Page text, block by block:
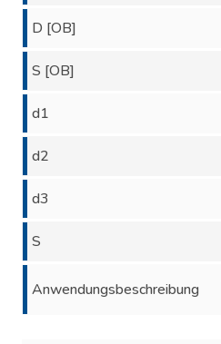
D [OB]
S [OB]
d1
d2
d3
S
Anwendungsbeschreibung